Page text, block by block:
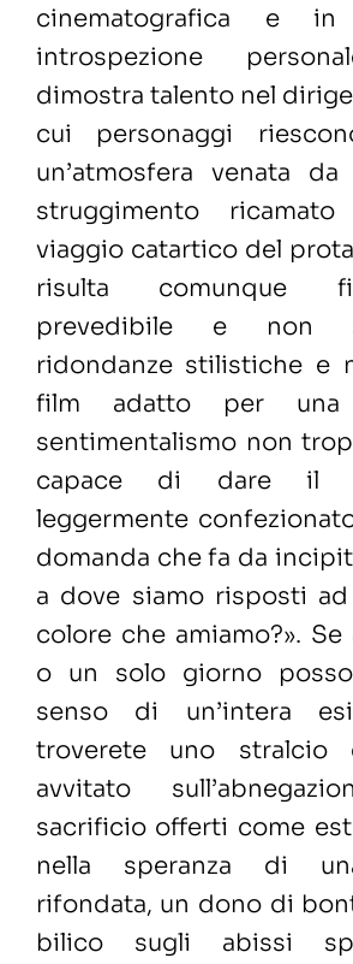
cinematografica e in
introspezione
dimostra talento nel
cui personaggi
un’atmosfera venata
struggimento
viaggio catartico del
risulta comunque
prevedibile e non
ridondanze stilistiche e
film adatto per
sentimentalismo non
capace di dare il
leggermente
domanda che fa da
a dove siamo risposti
colore che amiamo?».
o un solo giorno
senso di un’intera
troverete uno stralcio
avvitato
sacrificio offerti come
nella speranza di
rifondata, un dono di
bilico sugli abissi